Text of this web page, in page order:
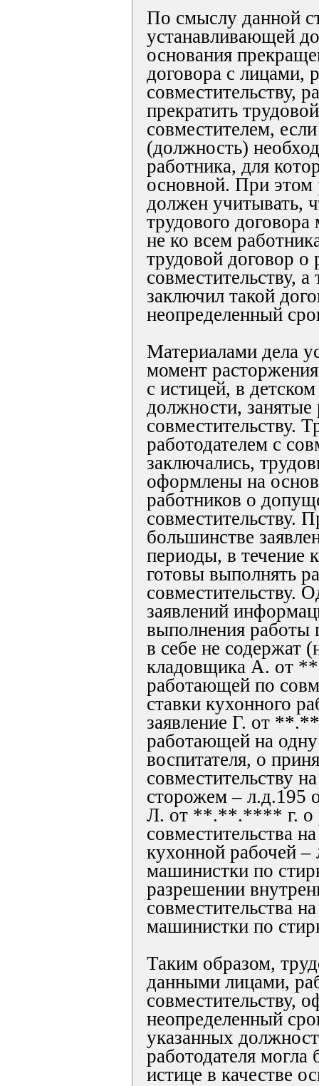
По смыслу данной
устанавливающей
основания
договора с лицами,
совместительству,
прекратить
совместителем,
(должность)
работника, для
основной. При этом
должен учитывать,
трудового
не ко всем
трудовой договор о
совместительству,
заключил такой
неопределенный
Материалами дела
момент
с истицей, в
должности,
совместительству.
работодателем с
заключались,
оформлены на
работников о
совместительству.
большинстве
периоды, в течение
готовы выполнять
совместительству.
заявлений
выполнения работы
в себе не содержат
кладовщика А. от
работающей по
ставки кухонного
заявление Г. от
работающей на
воспитателя, о
совместительству
сторожем – л.д.195
Л. от **.**.**** г. о
совместительства
кухонной рабочей –
машинистки по
разрешении
совместительства
машинистки по
Таким образом,
данными лицами,
совместительству,
неопределенный
указанных
работодателя
истице в качестве